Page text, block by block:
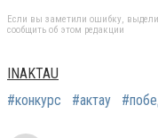
Если вы заметили ошибку,
сообщить об этом редакции
INAKTAU
#конкурс
#актау